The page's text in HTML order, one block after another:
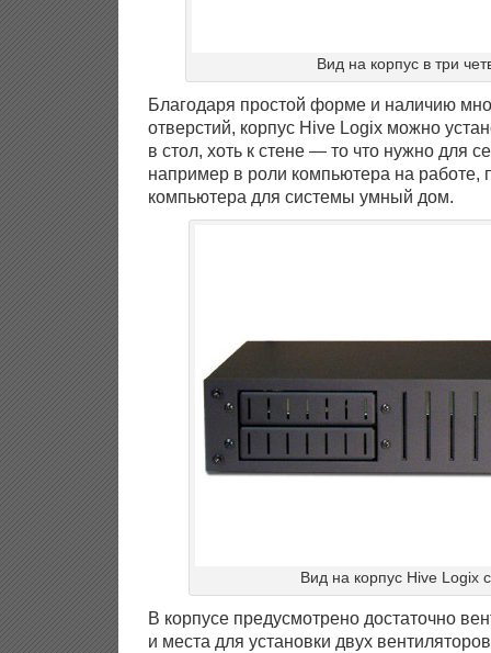
Вид на корпус в три
Благодаря простой форме и наличию
отверстий, корпус Hive Logix можно
в стол, хоть к стене — то что нужно для
например в роли компьютера на работе,
компьютера для системы умный дом.
Вид на корпус Hive Logix
В корпусе предусмотрено достаточно
и места для установки двух